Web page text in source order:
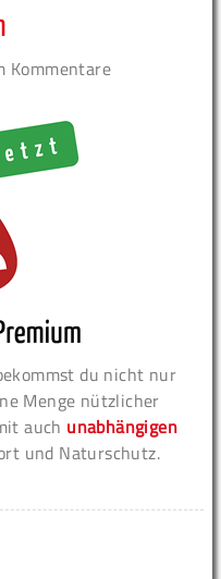
Kommentare
du nicht nur
Menge nützlicher
auch unabhängigen
und Naturschutz.